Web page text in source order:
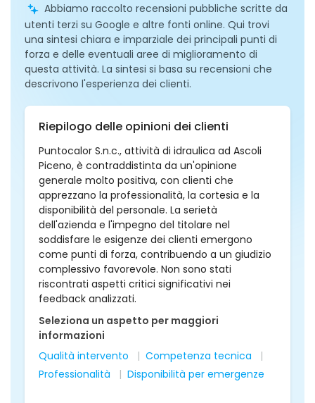
Abbiamo raccolto recensioni pubbliche scritte da
utenti terzi su Google e altre fonti online. Qui trovi
una sintesi chiara e imparziale dei principali punti di
forza e delle eventuali aree di miglioramento di
questa attività. La sintesi si basa su recensioni che
descrivono l'esperienza dei clienti.
Riepilogo delle opinioni dei clienti
Puntocalor S.n.c., attività di idraulica ad Ascoli
Piceno, è contraddistinta da un'opinione
generale molto positiva, con clienti che
apprezzano la professionalità, la cortesia e la
disponibilità del personale. La serietà
dell'azienda e l'impegno del titolare nel
soddisfare le esigenze dei clienti emergono
come punti di forza, contribuendo a un giudizio
complessivo favorevole. Non sono stati
riscontrati aspetti critici significativi nei
feedback analizzati.
Seleziona un aspetto per maggiori
informazioni
Qualità intervento
Competenza tecnica
Professionalità
Disponibilità per emergenze